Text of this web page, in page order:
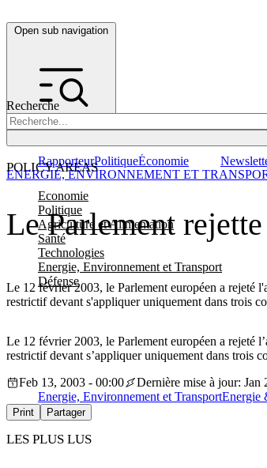
Open sub navigation
Recherche
POLICY AREAS
Economie
Politique
Agriculture et Alimentation
Santé
Technologies
Energie, Environnement et Transport
Défense
RapporteurPolitiqueÉconomie
Le Parlement
Le 12 février 2003, le Parlement européen a rejeté
restrictif devant s'appliquer uniquement dans trois
ENERGIE, ENVIRONNEMENT ET
Le 12 février 2003, le Parlement européen a rejeté
restrictif devant s’appliquer uniquement dans trois
Feb 13, 2003 - 00:00
Dernière mise à jour: Jan
Energie, Environnement et TransportEnergie
Print Partager
LES PLUS LUS